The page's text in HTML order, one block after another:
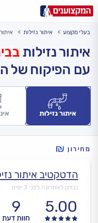
עירעיר: תל אביב, חיפה…
בעלי מקצוע איתור נזילות
איתור נזילות
עם הפיקוח של
איתור נזילות
מחירון
הדטקטיב איתור
נבדק לאחרונה לפני 3 ימים
5.00
9
חוות דעת